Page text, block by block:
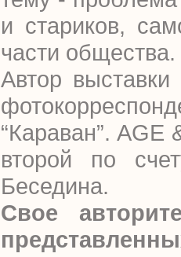
и стариков,
части общества.
Автор
“Караван”. AGE
второй по
Беседина.
Свое